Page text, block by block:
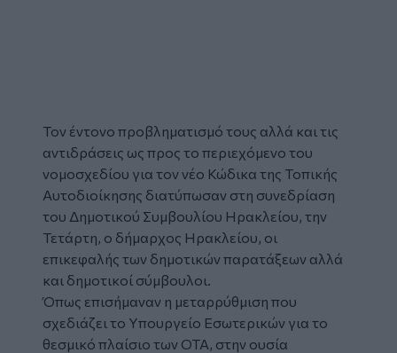
Τον έντονο προβληματισμό τους αλλά και τις
αντιδράσεις ως προς το περιεχόμενο του
νομοσχεδίου για τον νέο Κώδικα της Τοπικής
Αυτοδιοίκησης διατύπωσαν στη συνεδρίαση
του Δημοτικού Συμβουλίου Ηρακλείου, την
Τετάρτη, ο δήμαρχος Ηρακλείου, οι
επικεφαλής των δημοτικών παρατάξεων αλλά
και δημοτικοί σύμβουλοι.
Όπως επισήμαναν η μεταρρύθμιση που
σχεδιάζει το Υπουργείο Εσωτερικών για το
θεσμικό πλαίσιο των ΟΤΑ, στην ουσία